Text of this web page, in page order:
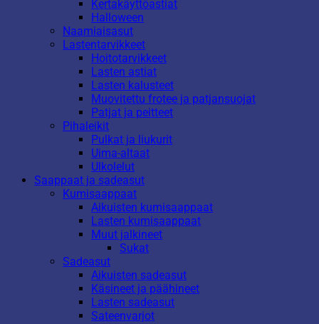
Kertakäyttöastiat
Halloween
Naamiaisasut
Lastentarvikkeet
Hoitotarvikkeet
Lasten astiat
Lasten kalusteet
Muovitettu frotee ja patjansuojat
Patjat ja peitteet
Pihaleikit
Pulkat ja liukurit
Uima-altaat
Ulkolelut
Saappaat ja sadeasut
Kumisaappaat
Aikuisten kumisaappaat
Lasten kumisaappaat
Muut jalkineet
Sukat
Sadeasut
Aikuisten sadeasut
Käsineet ja päähineet
Lasten sadeasut
Sateenvarjot